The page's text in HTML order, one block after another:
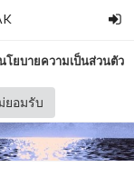
โยบายความเป็นส่วนตัว
ยอมรับ